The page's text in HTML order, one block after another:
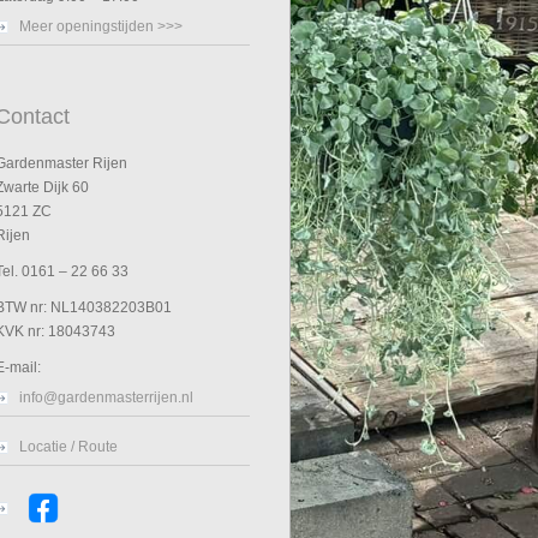
Meer openingstijden >>>
Rijen
Dijk 60
ZC
0161 – 22 66 33
nr: NL140382203B01
nr: 18043743
mail:
info@gardenmasterrijen.nl
Locatie / Route